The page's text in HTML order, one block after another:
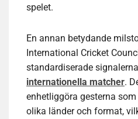
spelet.
En annan betydande
International Cricket
standardiserade
internationella matcher.
enhetliggöra gesterna
olika länder och format,